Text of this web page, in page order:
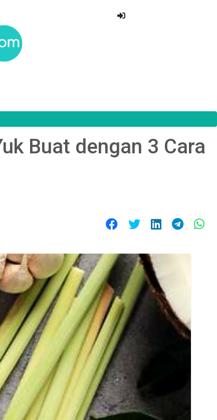
Buat dengan 3 Cara